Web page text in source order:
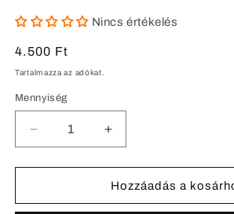
Nincs értékelés
Normál
ár
4.500 Ft
Tartalmazza az adókat.
Mennyiség
Cinema
4D
és
ArtDeco
Cinema
4D
és
az
ArtDeco
Hozzáadás a